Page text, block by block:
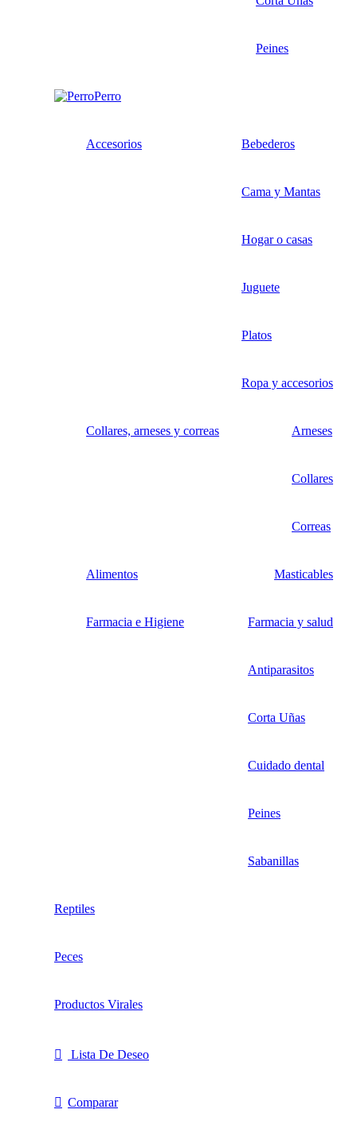
Peines
Perro
Accesorios Bebederos
Cama y Mantas
Hogar o casas
Juguete
Platos
Ropa y accesorios
Collares, arneses y correas Arneses
Collares
Correas
Alimentos Masticables
Farmacia e Higiene Farmacia y salud
Antiparasitos
Corta Uñas
Cuidado dental
Peines
Sabanillas
Reptiles
Peces
Productos Virales
Lista De Deseo
Comparar